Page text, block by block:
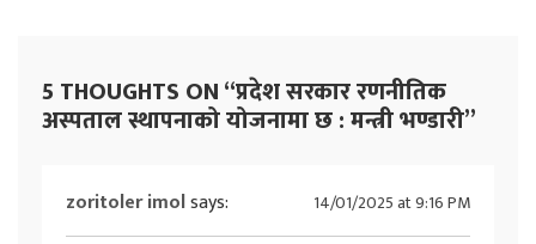
5 THOUGHTS ON “प्रदेश सरकार रणनीतिक
अस्पताल स्थापनाको योजनामा छ : मन्त्री भण्डारी”
zoritoler imolsays: 14/01/2025 at 9:16 PM